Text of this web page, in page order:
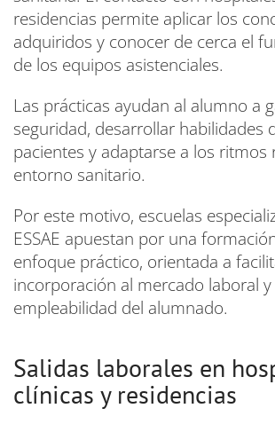
residencias permite aplicar los
adquiridos y conocer de cerca el
de los equipos asistenciales.
Las prácticas ayudan al alumno a
seguridad, desarrollar habilidades
pacientes y adaptarse a los ritmos
entorno sanitario.
Por este motivo, escuelas
ESSAE apuestan por una
enfoque práctico, orientada a
incorporación al mercado laboral
empleabilidad del alumnado.
Salidas laborales en
clínicas y residencias